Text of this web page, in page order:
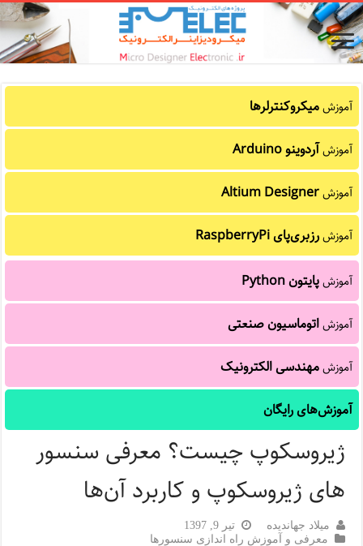
آموزشمیکروکنترلرها
آموزشآردوینو Arduino
آموزشAltium Designer
آموزشرزبری‌پای RaspberryPi
آموزشپایتون Python
آموزشاتوماسیون صنعتی
آموزشمهندسی الکترونیک
آموزش‌های رایگان
ژیروسکوپ چیست؟ معرفی سنسور
های ژیروسکوپ و کاربرد آن‌ها
میلاد جهاندیده
تیر 9, 1397
معرفی و آموزش راه اندازی سنسورها